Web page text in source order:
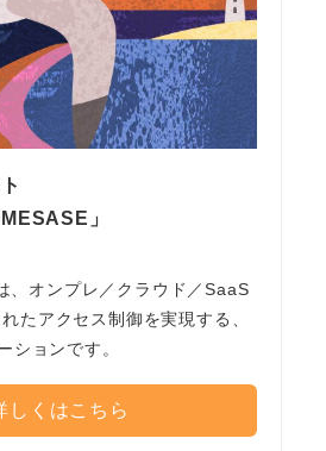
」
、オンプレ／クラウド／SaaS
たアクセス制御を実現する、
ションです。
しくはこちら